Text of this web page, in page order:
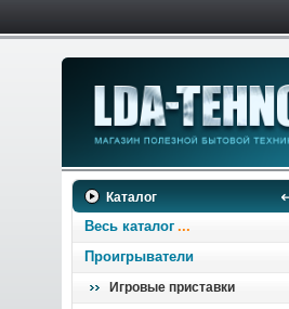
Каталог
Весь каталог
Проигрыватели
Игровые приставки